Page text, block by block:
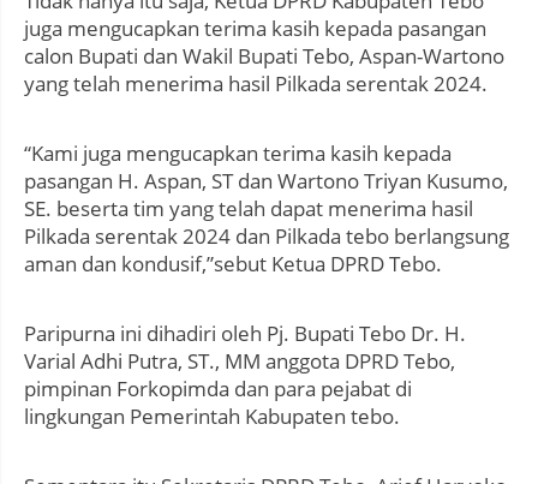
juga mengucapkan terima kasih kepada pasangan
calon Bupati dan Wakil Bupati Tebo, Aspan-Wartono
yang telah menerima hasil Pilkada serentak 2024.
“Kami juga mengucapkan terima kasih kepada
pasangan H. Aspan, ST dan Wartono Triyan Kusumo,
SE. beserta tim yang telah dapat menerima hasil
Pilkada serentak 2024 dan Pilkada tebo berlangsung
aman dan kondusif,”sebut Ketua DPRD Tebo.
Paripurna ini dihadiri oleh Pj. Bupati Tebo Dr. H.
Varial Adhi Putra, ST., MM anggota DPRD Tebo,
pimpinan Forkopimda dan para pejabat di
lingkungan Pemerintah Kabupaten tebo.